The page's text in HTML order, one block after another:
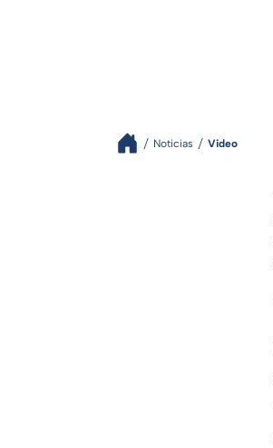
Noticias Video